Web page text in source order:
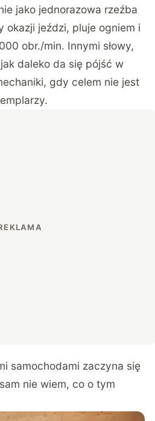
jako jednorazowa rzeźba
okazji jeździ, pluje ogniem i
obr./min. Innymi słowy,
daleko da się pójść w
gdy celem nie jest
samochodami zaczyna się
nie wiem, co o tym